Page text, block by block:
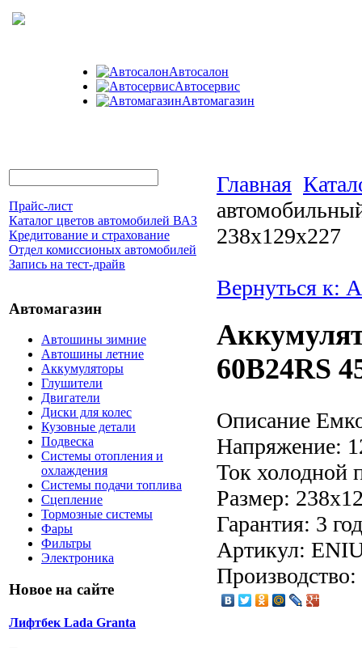
Автосалон
Автосервис
Автомагазин
Прайс-лист
Каталог цветов автомобилей ВАЗ
Кредитование и страхование
Отдел комиссионых автомобилей
Запись на тест-драйв
Автомагазин
Автошины зимние
Автошины летние
Аккумуляторы
Глушители
Двигатели
Диски для колес
Кузовные детали
Подвеска
Системы отопления и
охлаждения
Системы подачи топлива
Сцепление
Тормозные системы
Фары
Фильтры
Электроника
Новое на сайте
Лифтбек Lada Granta
Главная
238x129x227
Вернуться к:
60B24RS
Описание
Напряжение:
Ток холодной
Размер:
Гарантия: 3
Артикул: